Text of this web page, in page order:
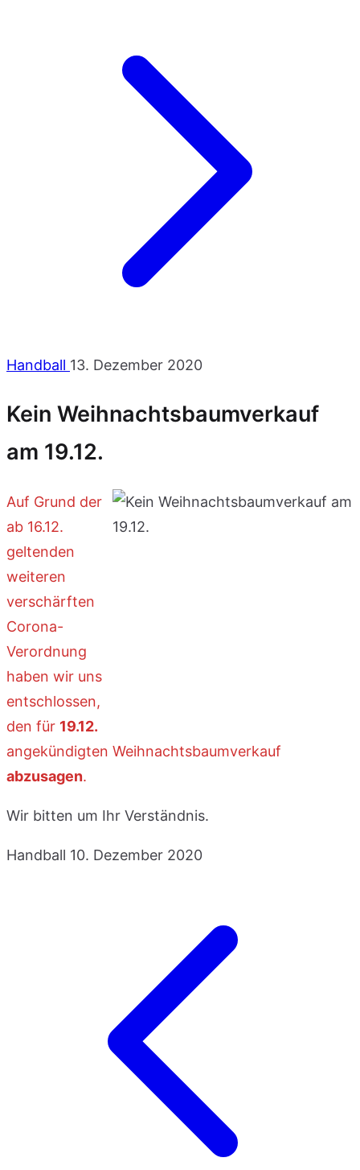
Handball 13. Dezember 2020
Kein Weihnachtsbaumverkauf
am 19.12.
Auf Grund der
ab 16.12.
geltenden
weiteren
verschärften
Corona-
Verordnung
haben wir uns
entschlossen,
den für 19.12.
angekündigten Weihnachtsbaumverkauf
abzusagen.
Wir bitten um Ihr Verständnis.
Handball 10. Dezember 2020